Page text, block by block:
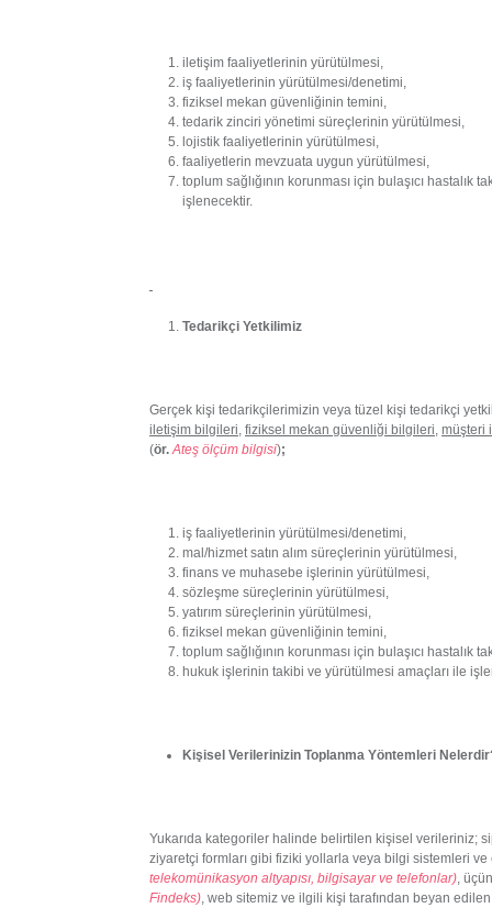
iletişim faaliyetlerinin yürütülmesi,
iş faaliyetlerinin yürütülmesi/denetimi,
fiziksel mekan güvenliğinin temini,
tedarik zinciri yönetimi süreçlerinin yürütülmesi,
lojistik faaliyetlerinin yürütülmesi,
faaliyetlerin mevzuata uygun yürütülmesi,
toplum sağlığının korunması için bulaşıcı hastalık
işlenecektir.
Tedarikçi Yetkilimiz
Gerçek kişi tedarikçilerimizin veya tüzel kişi tedarikçi
iletişim bilgileri, fiziksel mekan güvenliği bilgileri, müşteri
(ör.Ateş ölçüm bilgisi);
iş faaliyetlerinin yürütülmesi/denetimi,
mal/hizmet satın alım süreçlerinin yürütülmesi,
finans ve muhasebe işlerinin yürütülmesi,
sözleşme süreçlerinin yürütülmesi,
yatırım süreçlerinin yürütülmesi,
fiziksel mekan güvenliğinin temini,
toplum sağlığının korunması için bulaşıcı hastalık
hukuk işlerinin takibi ve yürütülmesi amaçları ile
Kişisel Verilerinizin Toplanma Yöntemleri
Yukarıda kategoriler halinde belirtilen kişisel verileriniz;
ziyaretçi formları gibi fiziki yollarla veya bilgi sistemleri
telekomünikasyon altyapısı, bilgisayar ve telefonlar),
Findeks), web sitemiz ve ilgili kişi tarafından beyan